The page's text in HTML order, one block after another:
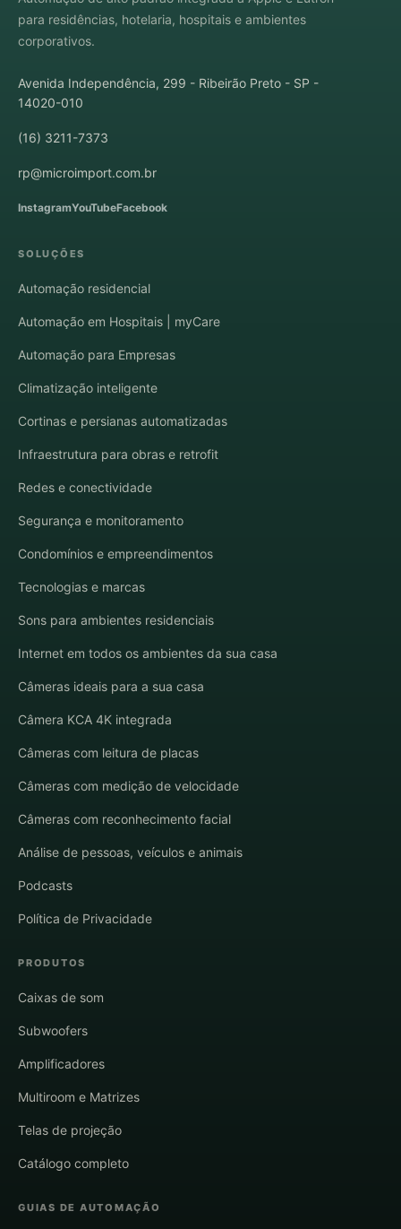
para residências, hotelaria, hospitais e ambientes
corporativos.
Avenida Independência, 299 - Ribeirão Preto - SP -
14020-010
(16) 3211-7373
rp@microimport.com.br
InstagramYouTubeFacebook
SOLUÇÕES
Automação residencial
Automação em Hospitais | myCare
Automação para Empresas
Climatização inteligente
Cortinas e persianas automatizadas
Infraestrutura para obras e retrofit
Redes e conectividade
Segurança e monitoramento
Condomínios e empreendimentos
Tecnologias e marcas
Sons para ambientes residenciais
Internet em todos os ambientes da sua casa
Câmeras ideais para a sua casa
Câmera KCA 4K integrada
Câmeras com leitura de placas
Câmeras com medição de velocidade
Câmeras com reconhecimento facial
Análise de pessoas, veículos e animais
Podcasts
Política de Privacidade
PRODUTOS
Caixas de som
Subwoofers
Amplificadores
Multiroom e Matrizes
Telas de projeção
Catálogo completo
GUIAS DE AUTOMAÇÃO